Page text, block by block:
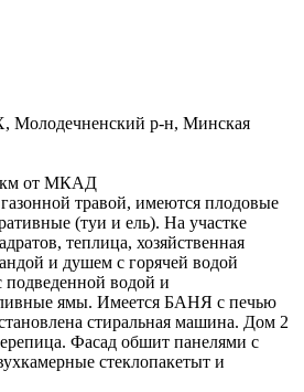
р-н, Минская
км от МКАД
газонной травой, имеются плодовые
(туи и ель). На участке
теплица, хозяйственная
и душем с горячей водой
подведенной водой и
ямы. Имеется БАНЯ с печью
стиральная машина. Дом 2
Фасад обшит панелями с
стеклопакетыт и